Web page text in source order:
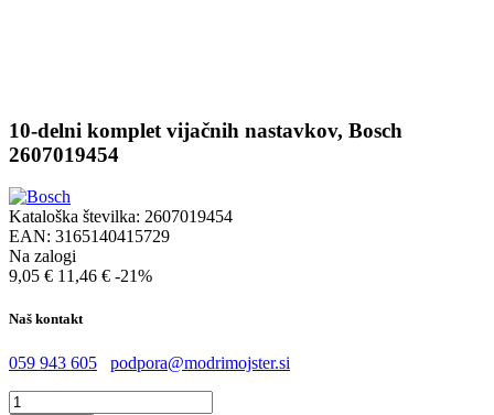
10-delni komplet vijačnih nastavkov, Bosch
2607019454
Kataloška številka: 2607019454
EAN: 3165140415729
Na zalogi
9,05 € 11,46 € -21%
Naš kontakt
059 943 605 podpora@modrimojster.si